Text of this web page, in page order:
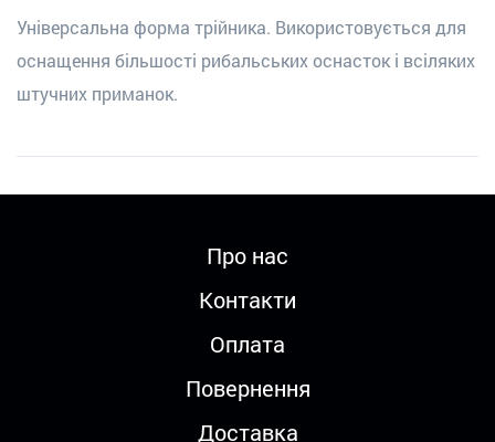
Універсальна форма трійника. Використовується для
оснащення більшості рибальських оснасток і всіляких
штучних приманок.
Про нас
Контакти
Оплата
Повернення
Доставка